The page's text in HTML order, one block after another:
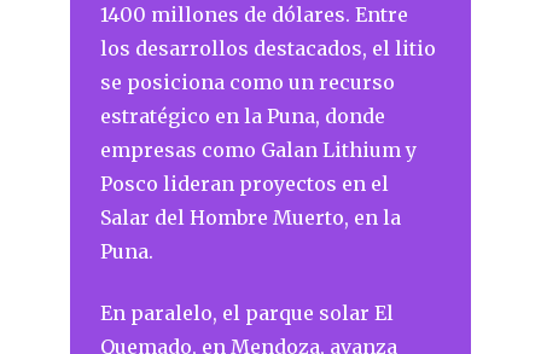
1400 millones de dólares. Entre
los desarrollos destacados, el litio
se posiciona como un recurso
estratégico en la Puna, donde
empresas como Galan Lithium y
Posco lideran proyectos en el
Salar del Hombre Muerto, en la
Puna.
En paralelo, el parque solar El
Quemado, en Mendoza, avanza